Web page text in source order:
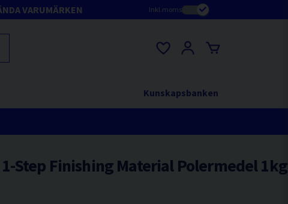
VARUMÄRKEN Inkl.moms
Kunskapsbanken
Step Finishing Material Polermedel 1kg